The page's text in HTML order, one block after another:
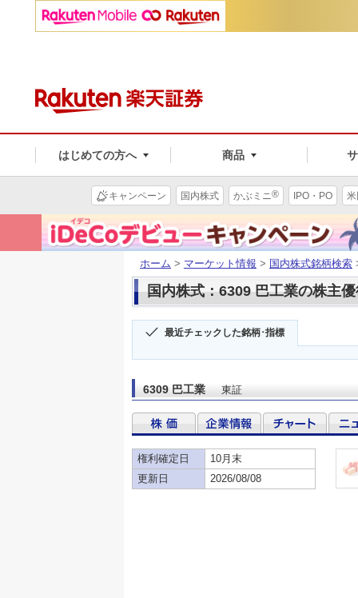
はじめての方へ 商品
キャンペーン 国内株式 かぶミニ® IPO・PO
ホーム > マーケット情報 > 国内株式銘柄検索
国内株式：6309 巴工業の株主
最近チェックした銘柄･指標
6309 巴工業 東証
権利確定日
10月末
更新日
2026/08/08